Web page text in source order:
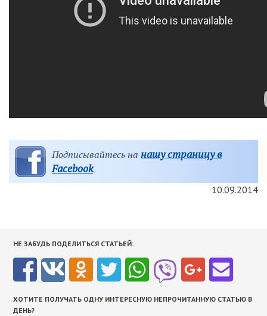
Подписывайтесь на нашу страницу в
Facebook
10.09.2014
НЕ ЗАБУДЬ ПОДЕЛИТЬСЯ СТАТЬЕЙ:
ХОТИТЕ ПОЛУЧАТЬ ОДНУ ИНТЕРЕСНУЮ НЕПРОЧИТАННУЮ СТАТЬЮ В
ДЕНЬ?